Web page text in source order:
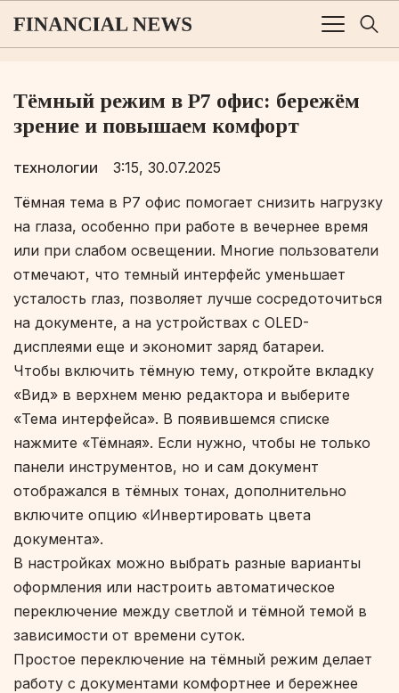
Тёмный режим в Р7 офис: бережём
зрение и повышаем комфорт
ТЕХНОЛОГИИ
3:15, 30.07.2025
Тёмная тема в Р7 офис помогает снизить нагрузку
на глаза, особенно при работе в вечернее время
или при слабом освещении. Многие пользователи
отмечают, что темный интерфейс уменьшает
усталость глаз, позволяет лучше сосредоточиться
на документе, а на устройствах с OLED-
дисплеями еще и экономит заряд батареи.
Чтобы включить тёмную тему, откройте вкладку
«Вид» в верхнем меню редактора и выберите
«Тема интерфейса». В появившемся списке
нажмите «Тёмная». Если нужно, чтобы не только
панели инструментов, но и сам документ
отображался в тёмных тонах, дополнительно
включите опцию «Инвертировать цвета
документа».
В настройках можно выбрать разные варианты
оформления или настроить автоматическое
переключение между светлой и тёмной темой в
зависимости от времени суток.
Простое переключение на тёмный режим делает
работу с документами комфортнее и бережнее